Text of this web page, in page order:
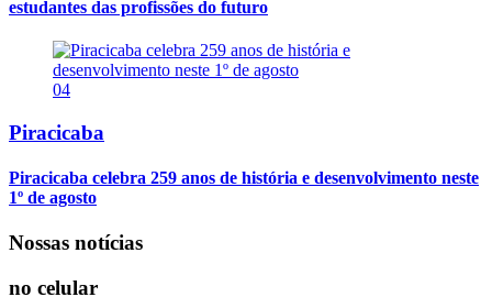
estudantes das profissões do futuro
04
Piracicaba
Piracicaba celebra 259 anos de história e desenvolvimento neste
1º de agosto
Nossas notícias
no celular